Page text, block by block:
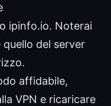
ipinfo.io. Noterai
del server
affidabile,
VPN e ricaricare